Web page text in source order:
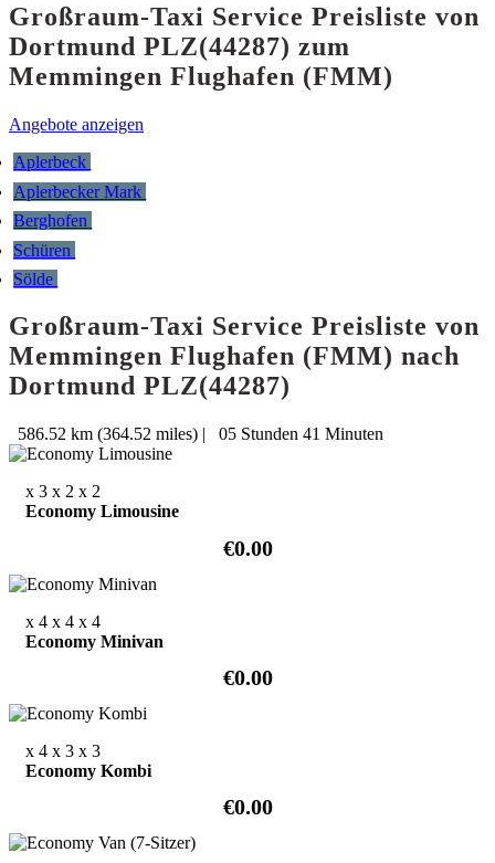
Großraum-Taxi Service Preisliste von
Dortmund PLZ(44287) zum
Memmingen Flughafen (FMM)
Angebote anzeigen
Aplerbeck
Aplerbecker Mark
Berghofen
Schüren
Sölde
Großraum-Taxi Service Preisliste von
Memmingen Flughafen (FMM) nach
Dortmund PLZ(44287)
586.52 km (364.52 miles) 05 Stunden 41 Minuten
x 3 x 2 x 2
Economy Limousine
€0.00
x 4 x 4 x 4
Economy Minivan
€0.00
x 4 x 3 x 3
Economy Kombi
€0.00